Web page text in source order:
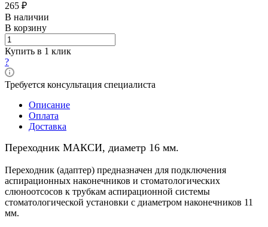
265 ₽
В наличии
В корзину
Купить в 1 клик
?
Требуется консультация специалиста
Описание
Оплата
Доставка
Переходник МАКСИ, диаметр 16 мм.
Переходник (адаптер) предназначен для подключения
аспирационных наконечников и стоматологических
слюноотсосов к трубкам аспирационной системы
стоматологической установки с диаметром наконечников 11
мм.